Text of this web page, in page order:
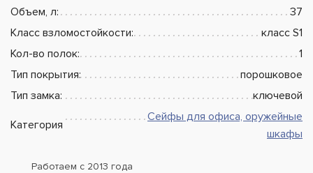
Объем, л:
37
Класс взломостойкости:
класс S1
Кол-во полок:
1
Тип покрытия:
порошковое
Тип замка:
ключевой
Категория
Сейфы для офиса, оружейные
шкафы
Работаем с 2013 года